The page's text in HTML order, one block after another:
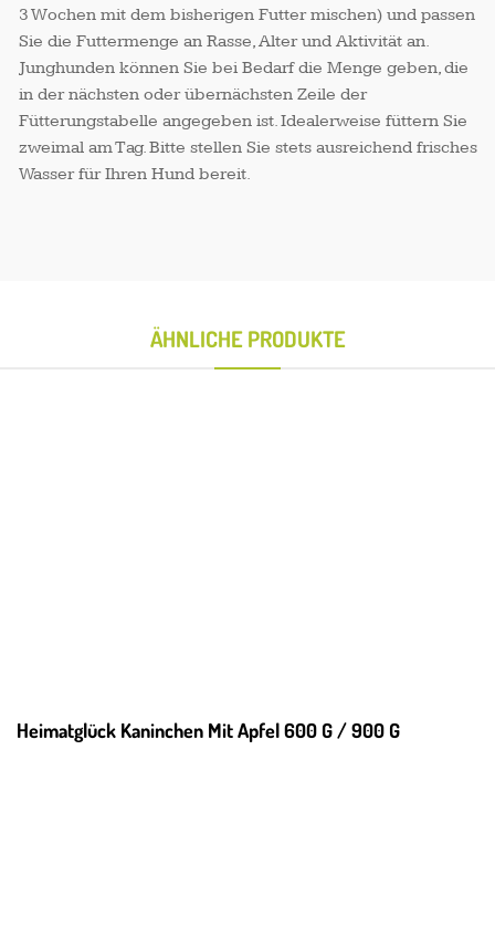
3 Wochen mit dem bisherigen Futter mischen) und passen
Sie die Futtermenge an Rasse, Alter und Aktivität an.
Junghunden können Sie bei Bedarf die Menge geben, die
in der nächsten oder übernächsten Zeile der
Fütterungstabelle angegeben ist. Idealerweise füttern Sie
zweimal am Tag. Bitte stellen Sie stets ausreichend frisches
Wasser für Ihren Hund bereit.
ÄHNLICHE PRODUKTE
Heimatglück Kaninchen Mit Apfel 600 G / 900 G